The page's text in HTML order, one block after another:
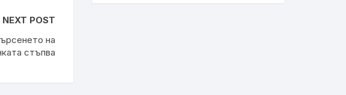
NEXT POST
на
стъпва